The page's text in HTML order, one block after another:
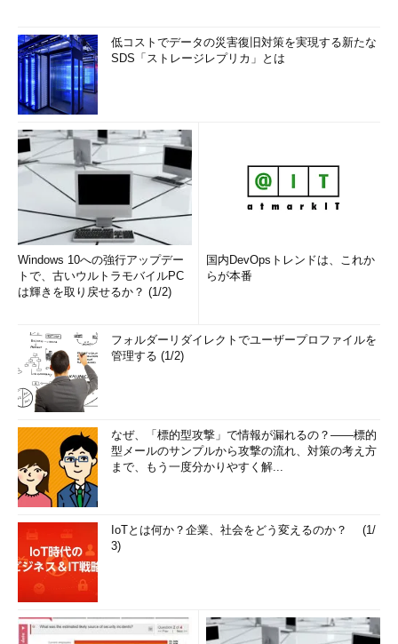
低コストでデータの災害復旧対策を実現する新たな
SDS「ストレージレプリカ」とは
Windows 10への強行アップデー
トで、古いウルトラモバイルPC
は輝きを取り戻せるか？ (1/2)
国内DevOpsトレンドは、これか
らが本番
フォルダーリダイレクトでユーザープロファイルを
管理する (1/2)
なぜ、「標的型攻撃」で情報が漏れるの？――標的
型メールのサンプルから攻撃の流れ、対策の考え方
まで、もう一度分かりやすく解...
IoTとは何か？企業、社会をどう変えるのか？ (1/
3)